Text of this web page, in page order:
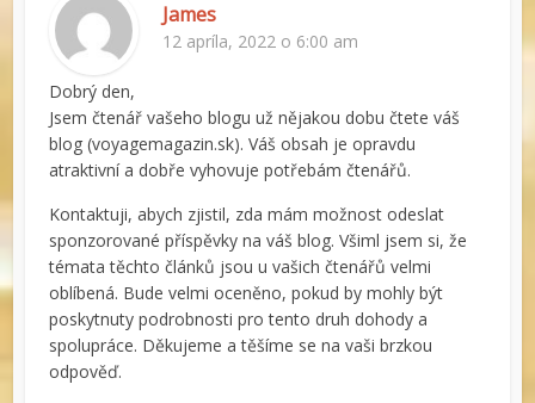
James
12 apríla, 2022 o 6:00 am
Dobrý den,
Jsem čtenář vašeho blogu už nějakou dobu čtete váš
blog (voyagemagazin.sk). Váš obsah je opravdu
atraktivní a dobře vyhovuje potřebám čtenářů.
Kontaktuji, abych zjistil, zda mám možnost odeslat
sponzorované příspěvky na váš blog. Všiml jsem si, že
témata těchto článků jsou u vašich čtenářů velmi
oblíbená. Bude velmi oceněno, pokud by mohly být
poskytnuty podrobnosti pro tento druh dohody a
spolupráce. Děkujeme a těšíme se na vaši brzkou
odpověď.